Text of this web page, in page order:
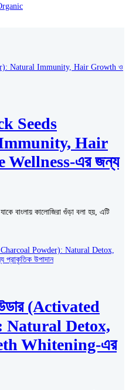
Seeds
Hair
এর জন্য
বাংলায় কালোজিরা গুঁড়া বলা হয়, এটি
(Activated
Natural Detox,
Whitening-এর